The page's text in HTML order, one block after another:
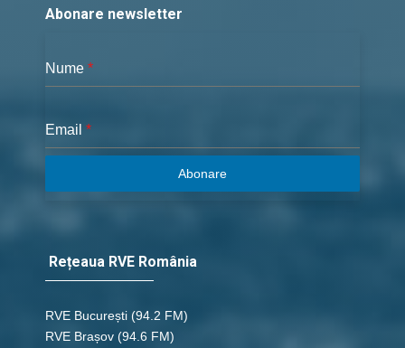
Abonare newsletter
Nume *
Email *
Abonare
Rețeaua RVE România
RVE București (94.2 FM)
RVE Brașov (94.6 FM)